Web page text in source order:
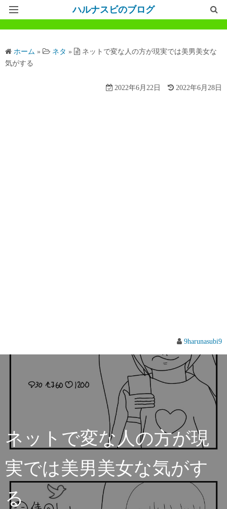
ハルナスビのブログ
記事一覧
ホームページ
ホーム » ネタ »
ネットで変な人の方が現実では美男美女な
気がする
2022年6月22日 2022年6月28日
9harunasubi9
ネットで変な人の方が現
実では美男美女な気がす
る